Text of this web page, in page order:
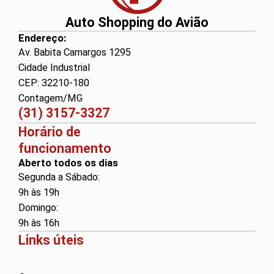
Auto Shopping do Avião
Endereço:
Av. Babita Camargos 1295
Cidade Industrial
CEP: 32210-180
Contagem/MG
(31) 3157-3327
Horário de
funcionamento
Aberto todos os dias
Segunda a Sábado:
9h às 19h
Domingo:
9h às 16h
Links úteis